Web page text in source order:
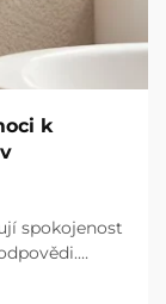
k
spokojenost